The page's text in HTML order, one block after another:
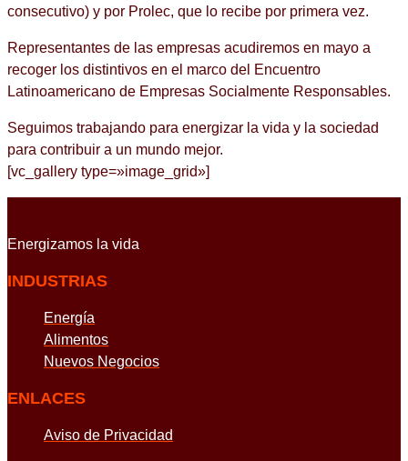
consecutivo) y por Prolec, que lo recibe por primera vez.
Representantes de las empresas acudiremos en mayo a
recoger los distintivos en el marco del Encuentro
Latinoamericano de Empresas Socialmente Responsables.
Seguimos trabajando para energizar la vida y la sociedad
para contribuir a un mundo mejor.
[vc_gallery type=»image_grid»]
Energizamos la vida
INDUSTRIAS
Energía
Alimentos
Nuevos Negocios
ENLACES
Aviso de Privacidad